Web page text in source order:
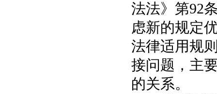
法法》第92
虑新的规定
法律适用规
接问题，主
的关系。